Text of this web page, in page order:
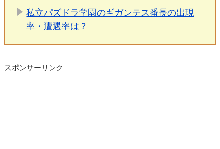
私立パズドラ学園のギガンテス番長の出現
率・遭遇率は？
スポンサーリンク